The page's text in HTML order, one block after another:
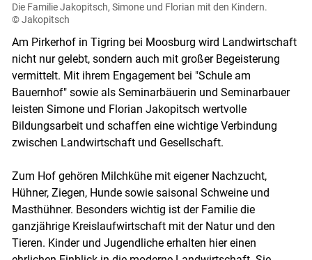
Die Familie Jakopitsch, Simone und Florian mit den Kindern.
© Jakopitsch
Am Pirkerhof in Tigring bei Moosburg wird Landwirtschaft
nicht nur gelebt, sondern auch mit großer Begeisterung
vermittelt. Mit ihrem Engagement bei "Schule am
Bauernhof" sowie als Seminarbäuerin und Seminarbauer
leisten Simone und Florian Jakopitsch wertvolle
Bildungsarbeit und schaffen eine wichtige Verbindung
zwischen Landwirtschaft und Gesellschaft.
Zum Hof gehören Milchkühe mit eigener Nachzucht,
Hühner, Ziegen, Hunde sowie saisonal Schweine und
Masthühner. Besonders wichtig ist der Familie die
ganzjährige Kreislaufwirtschaft mit der Natur und den
Tieren. Kinder und Jugendliche erhalten hier einen